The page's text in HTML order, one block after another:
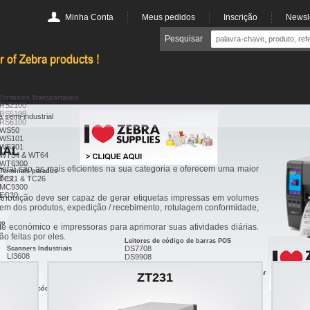
Minha Conta Meus pedidos Inscrição
Pesquisar
Terminais Transportáveis
RS2100
RS5100
RS6100
WS50
WS101
WS301
WT54 & WT64
WT6300
Terminais parados
TC21 & TC26
MC9300
EC30
Scanners Industriais
LI3608
Leitor de código de barras miniatura
Leitores de código de barras POS
DS7708
DS9908
Leitor de código de barras de uso hospitalar
DS4308-HC
RFD90
semi-industrial
são as mais eficientes na sua categoria e oferecem uma maior
deve ser capaz de gerar etiquetas impressas em volumes
dos produtos, expedição / recebimento, rotulagem conformidade,
económico e impressoras para aprimorar suas atividades diárias.
feitas por eles.
ZT231